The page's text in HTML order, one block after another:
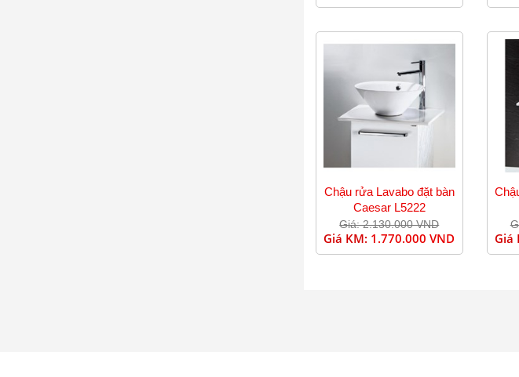
Chậu rửa Lavabo đặt bàn
Caesar L5222
Giá: 2.130.000 VND
Giá KM: 1.770.000 VND Giá